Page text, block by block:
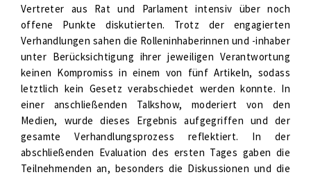
Vertreter aus Rat und Parlament intensiv über noch
offene Punkte diskutierten. Trotz der engagierten
Verhandlungen sahen die Rolleninhaberinnen und -inhaber
unter Berücksichtigung ihrer jeweiligen Verantwortung
keinen Kompromiss in einem von fünf Artikeln, sodass
letztlich kein Gesetz verabschiedet werden konnte. In
einer anschließenden Talkshow, moderiert von den
Medien, wurde dieses Ergebnis aufgegriffen und der
gesamte Verhandlungsprozess reflektiert. In der
abschließenden Evaluation des ersten Tages gaben die
Teilnehmenden an, besonders die Diskussionen und die